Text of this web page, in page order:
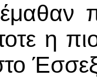
η